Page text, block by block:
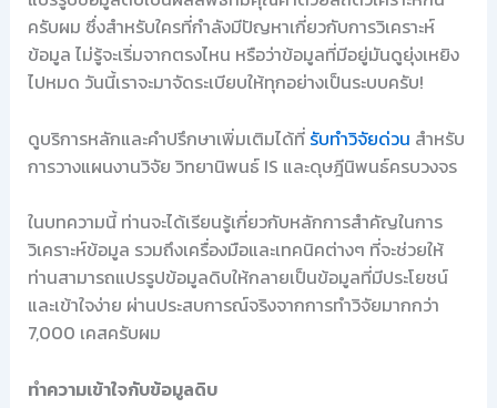
ครับผม ซึ่งสำหรับใครที่กำลังมีปัญหาเกี่ยวกับการวิเคราะห์
ข้อมูล ไม่รู้จะเริ่มจากตรงไหน หรือว่าข้อมูลที่มีอยู่มันดูยุ่งเหยิง
ไปหมด วันนี้เราจะมาจัดระเบียบให้ทุกอย่างเป็นระบบครับ!
ดูบริการหลักและคำปรึกษาเพิ่มเติมได้ที่ รับทำวิจัยด่วน สำหรับ
การวางแผนงานวิจัย วิทยานิพนธ์ IS และดุษฎีนิพนธ์ครบวงจร
ในบทความนี้ ท่านจะได้เรียนรู้เกี่ยวกับหลักการสำคัญในการ
วิเคราะห์ข้อมูล รวมถึงเครื่องมือและเทคนิคต่างๆ ที่จะช่วยให้
ท่านสามารถแปรรูปข้อมูลดิบให้กลายเป็นข้อมูลที่มีประโยชน์
และเข้าใจง่าย ผ่านประสบการณ์จริงจากการทำวิจัยมากกว่า
7,000 เคสครับผม
ทำความเข้าใจกับข้อมูลดิบ